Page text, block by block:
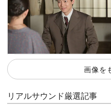
画像を
リアルサウンド厳選記事